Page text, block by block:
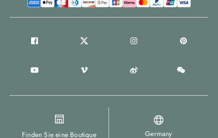
Finden Sie eine Boutique Germany